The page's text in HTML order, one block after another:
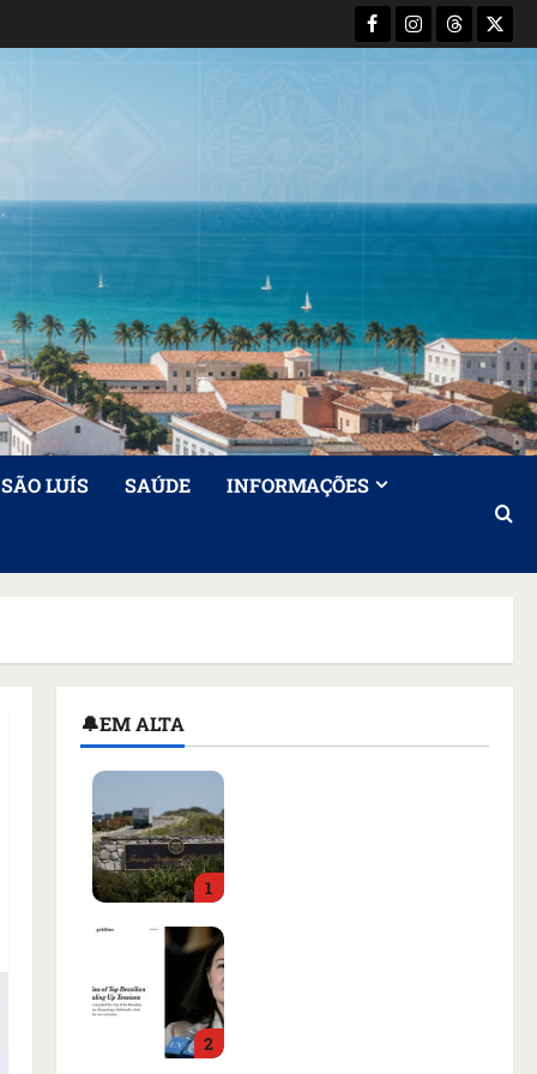
Facebook
Instagram
Threads
X-
SÃO LUÍS SAÚDE INFORMAÇÕES
🔔EM ALTA
1
2